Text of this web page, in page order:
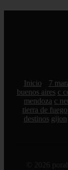
Inicio 7
buenos aires c
mendoza c
tierra de fuego
destinos gijon
© 2026